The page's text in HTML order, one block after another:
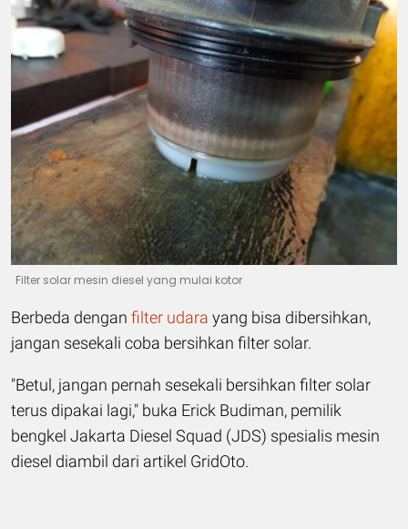
Filter solar mesin diesel yang mulai kotor
Berbeda dengan filter udara yang bisa dibersihkan,
jangan sesekali coba bersihkan filter solar.
"Betul, jangan pernah sesekali bersihkan filter solar
terus dipakai lagi," buka Erick Budiman, pemilik
bengkel Jakarta Diesel Squad (JDS) spesialis mesin
diesel diambil dari artikel GridOto.